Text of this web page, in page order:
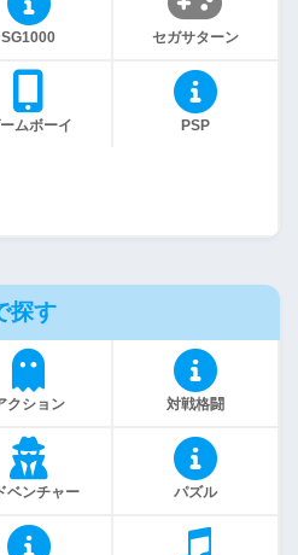
SG1000 セガサターン
ムボーイ PSP
探す
クション 対戦格闘
ベンチャー パズル